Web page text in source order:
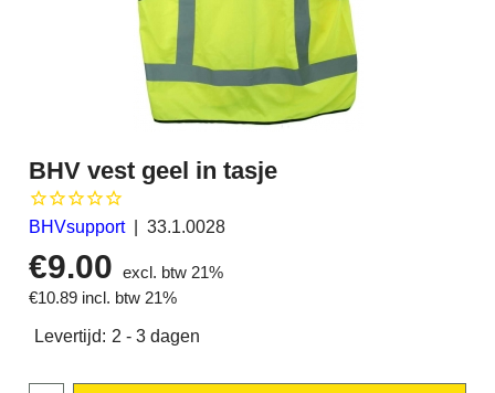
BHV vest geel in tasje
BHVsupport 33.1.0028
€9.00
excl. btw 21%
€10.89 incl. btw 21%
Levertijd: 2 - 3 dagen